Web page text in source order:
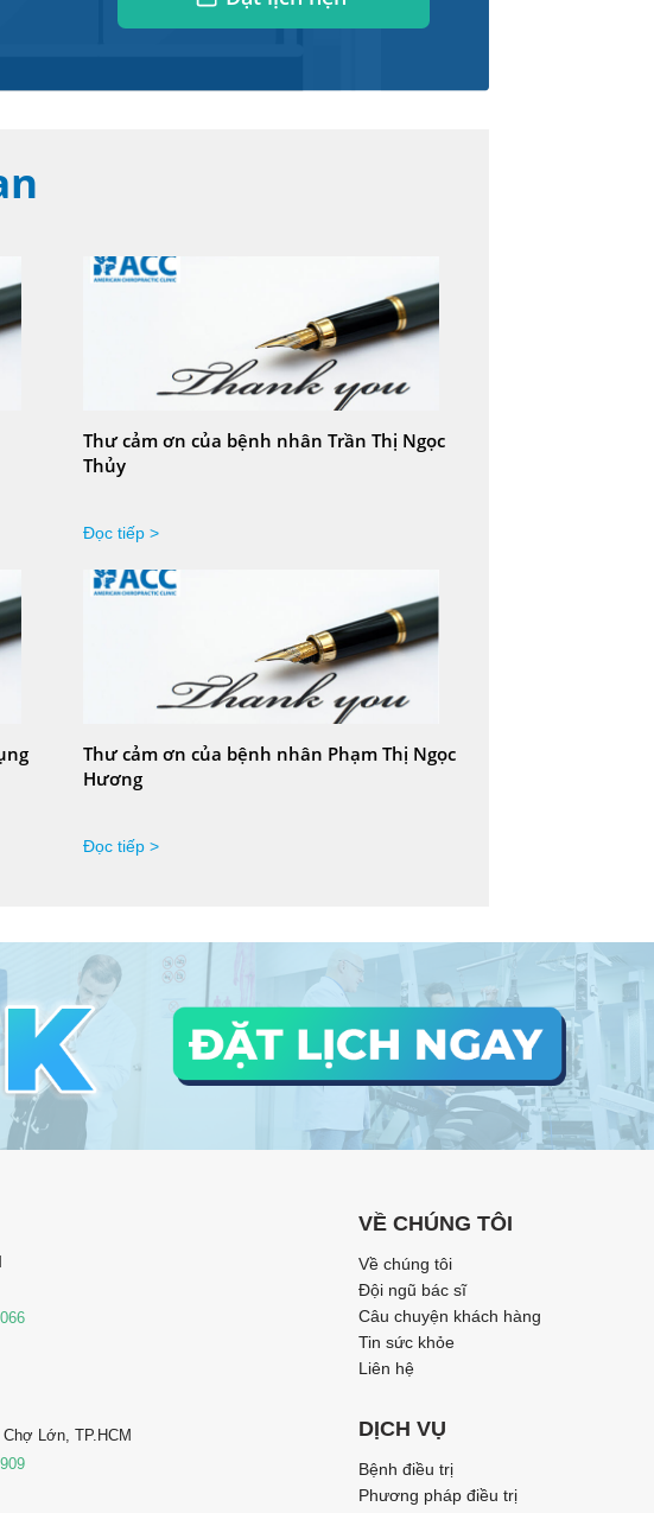
Thư cảm ơn của bệnh nhân Trần Thị Ngọc
Thủy
Đọc tiếp >
Thư cảm ơn của bệnh nhân Phạm Thị Ngọc
Hương
Đọc tiếp >
Lớn, TP.HCM
VỀ CHÚNG TÔI
Về chúng tôi
Đội ngũ bác sĩ
Câu chuyện khách hàng
Tin sức khỏe
Liên hệ
DỊCH VỤ
Bệnh điều trị
Phương pháp điều trị